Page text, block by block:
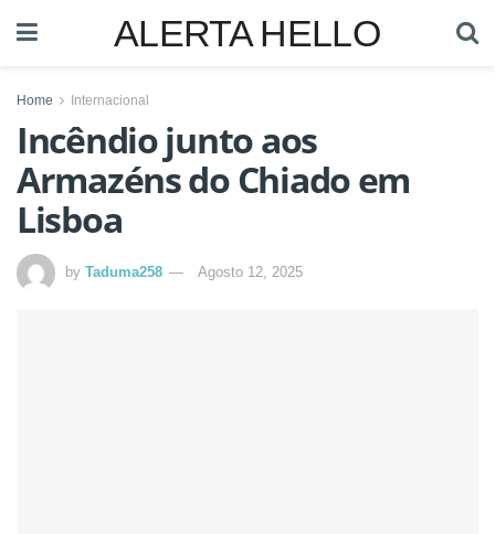
ALERTA HELLO
Home Internacional
Incêndio junto aos
Armazéns do Chiado em
Lisboa
by Taduma258 Agosto 12, 2025